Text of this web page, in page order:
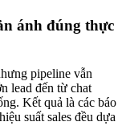
ánh đúng thực
pipeline vẫn
lead đến từ chat
Kết quả là các báo
suất sales đều dựa